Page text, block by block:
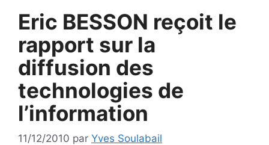
Eric BESSON reçoit le
rapport sur la
diffusion des
technologies de
l’information
11/12/2010 par Yves Soulabail